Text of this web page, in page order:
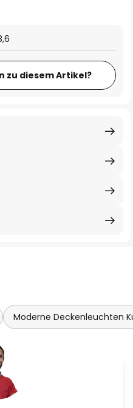
zu diesem Artikel?
Moderne Deckenleuchten